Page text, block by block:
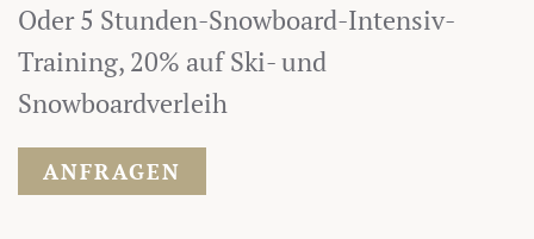
Oder 5 Stunden-Snowboard-Intensiv-
Training, 20% auf Ski- und
Snowboardverleih
ANFRAGEN